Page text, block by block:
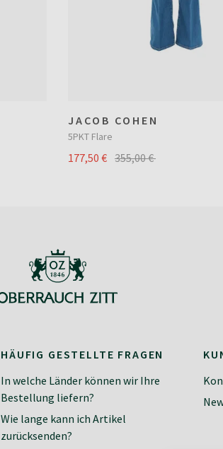
JACOB COHEN
5PKT Flare
177,50 € 355,00 €
HÄUFIG GESTELLTE FRAGEN
In welche Länder können wir Ihre
Bestellung liefern?
Wie lange kann ich Artikel
zurücksenden?